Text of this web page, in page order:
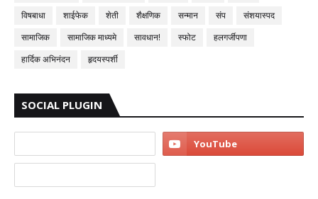
विषबाधा
शाईफेक शेती शैक्षणिक सन्मान संप
संशयास्पद
सामाजिक
सामाजिक माध्यमे सावधान! स्फोट
हलगर्जीपणा
हार्दिक अभिनंदन
हृदयस्पर्शी
SOCIAL PLUGIN